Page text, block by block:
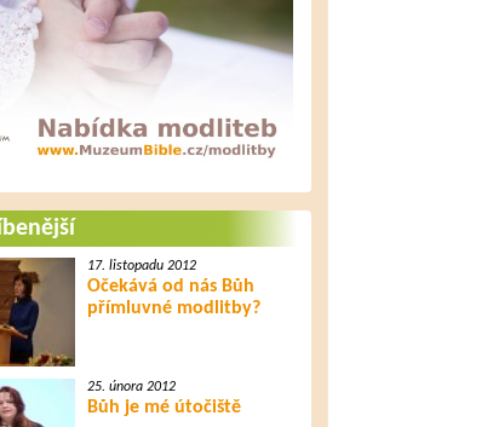
17. listopadu 2012
Očekává od nás Bůh
přímluvné modlitby?
25. února 2012
Bůh je mé útočiště